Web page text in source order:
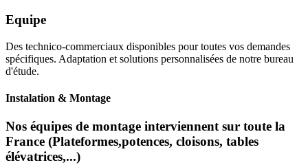
Equipe
Des technico-commerciaux disponibles pour toutes vos demandes
spécifiques. Adaptation et solutions personnalisées de notre bureau
d'étude.
Instalation & Montage
Nos équipes de montage interviennent sur toute la
France (Plateformes,potences, cloisons, tables
élévatrices,...)